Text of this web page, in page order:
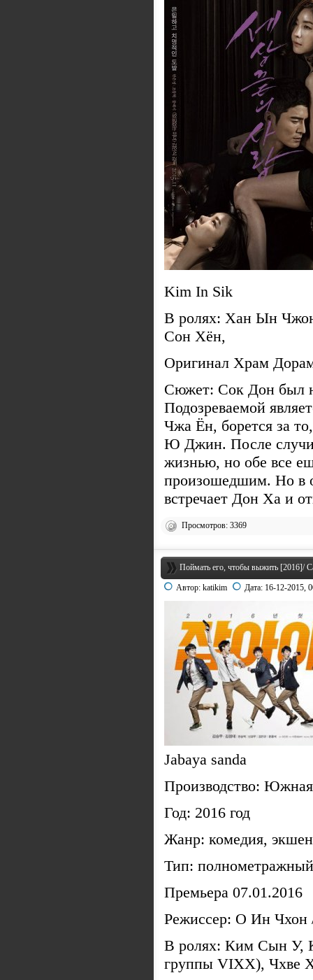
Kim In Sik
В ролях: Хан Ын
Сон Хён,
Оригинал Храм
Сюжет: Сок Дон был
Подозреваемой
Чжа Ён, борется за
Ю Джин. После
жизнью, но обе все
произошедшим. Но в
встречает Дон Ха и
Просмотров: 3369
Поймать его, чтобы выжить [2016]/
Автор: katikim Дата: 16-12-2015,
Jabaya sanda
Производство:
Год: 2016 год
Жанр: комедия,
Тип:
Премьера 07.01.2016
Режиссер: О Ин Чхон
В ролях: Ким Сын У,
группы VIXX),